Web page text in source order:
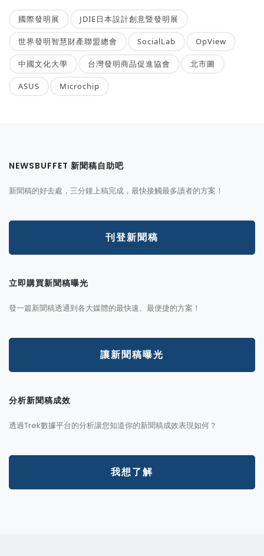
國際發明展 JDIE日本設計創意暨發明展
世界發明智慧財產聯盟總會 SocialLab OpView
中國文化大學 台灣發明商品促進協會 北市圖
ASUS Microchip
NEWSBUFFET 新聞稿自助吧
新聞稿的好去處，三分鐘上稿完成，最快接觸最多讀者的方案！
刊登新聞稿
立即購買新聞稿曝光
發一篇新聞稿透通到各大媒體的最快速、最便捷的方案！
讓新聞稿曝光
分析新聞稿成效
透過Trek數據平台的分析讓您知道你的新聞稿成效表現如何？
我想了解